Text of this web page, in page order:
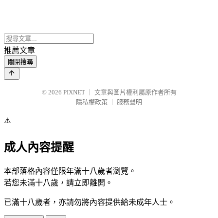
推薦文章
關閉搜尋
© 2026 PIXNET
文章與圖片權利屬原作者所有
隱私權政策
服務聲明
⚠️
成人內容提醒
本部落格內容僅限年滿十八歲者瀏覽。
若您未滿十八歲，請立即離開。
已滿十八歲者，亦請勿將內容提供給未成年人士。